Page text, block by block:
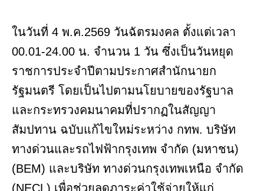
ในวันที่ 4 พ.ค.2569 วันฉัตรมงคล ตั้งแต่เวลา
00.01-24.00 น. จำนวน 1 วัน ซึ่งเป็นวันหยุด
ราชการประจำปีตามประกาศสำนักนายก
รัฐมนตรี โดยเป็นไปตามนโยบายของรัฐบาล
และกระทรวงคมนาคมที่ปรากฏในสัญญา
สัมปทาน ฉบับแก้ไขใหม่ระหว่าง กทพ. บริษัท
ทางด่วนและรถไฟฟ้ากรุงเทพ จำกัด (มหาชน)
(BEM) และบริษัท ทางด่วนกรุงเทพเหนือ จำกัด
(NECL) เพื่อช่วยลดภาระค่าใช้จ่ายให้แก่